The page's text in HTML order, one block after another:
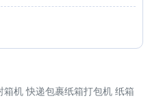
机 快递包裹纸箱打包机 纸箱